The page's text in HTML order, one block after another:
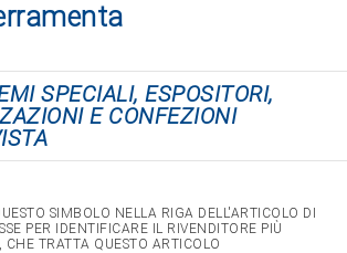
SPECIALI, ESPOSITORI,
E CONFEZIONI
SIMBOLO NELLA RIGA DELL'ARTICOLO DI
PER IDENTIFICARE IL RIVENDITORE PIÙ
CHE TRATTA QUESTO ARTICOLO